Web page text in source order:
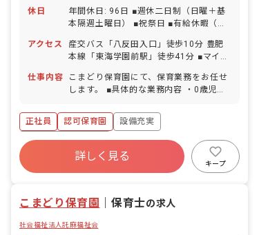
休日
年間休日: 96日 ■週休二日制（日曜＋基
本隔週土曜日） ■祝祭日 ■有給休暇（初
以上の連休相談OK） ■産前産後・育児休
暇（取得率100％・復帰率100％） ■年
末年始（12月29日～1月3日） ■慶弔休
暇 ■育児休暇 ■介護休暇 ■看護休暇
アクセス
産交バス「八反田入口」徒歩10分 豊肥
本線「東海学園前駅」徒歩41分 ■マイカ
仕事内容
こまどり保育園にて、保育業務をお任せ
します。 ■具体的な業務内容 ・0歳児～5
児）記入 ・年間、月間、週案の作成 ・
ピアノ（電子オルガンあり） ・保育、行
事の準備 ・保護者対応 等
正社員 認可保育園
設備充実
ボーナス・賞与あり
寮・住宅・家賃補助あり
社会保険完備
残業少なめ
詳しく見る
キープ
こまどり保育園 ｜保育士の求人
社会福祉法人託麻福祉会